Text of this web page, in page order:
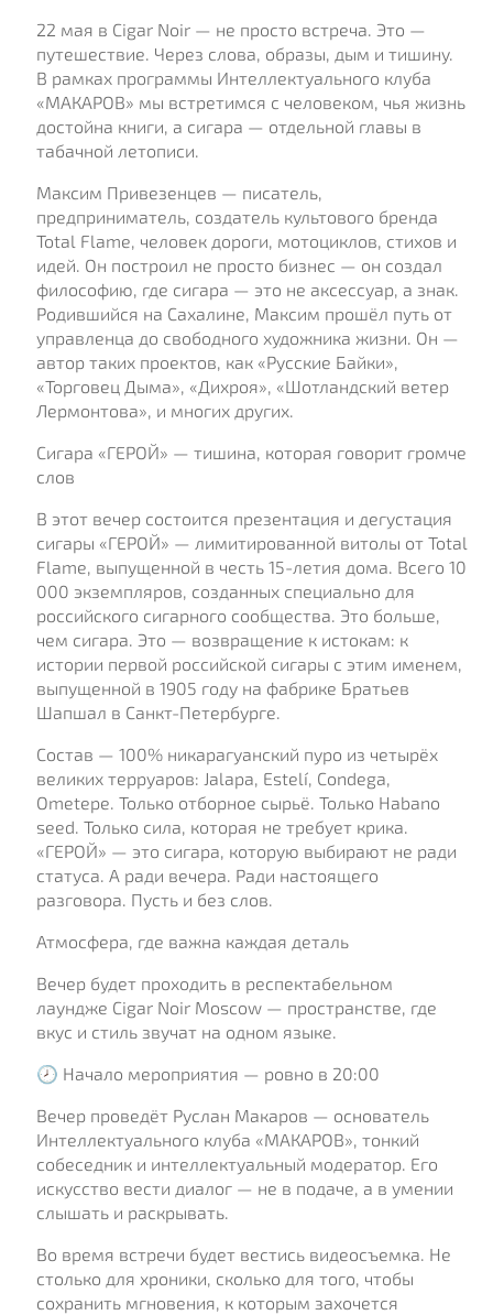
22 мая в Cigar Noir — не просто встреча. Это —
путешествие. Через слова, образы, дым и тишину.
В рамках программы Интеллектуального клуба
«МАКАРОВ» мы встретимся с человеком, чья жизнь
достойна книги, а сигара — отдельной главы в
табачной летописи.
Максим Привезенцев — писатель,
предприниматель, создатель культового бренда
Total Flame, человек дороги, мотоциклов, стихов и
идей. Он построил не просто бизнес — он создал
философию, где сигара — это не аксессуар, а знак.
Родившийся на Сахалине, Максим прошёл путь от
управленца до свободного художника жизни. Он —
автор таких проектов, как «Русские Байки»,
«Торговец Дыма», «Дихроя», «Шотландский ветер
Лермонтова», и многих других.
Сигара «ГЕРОЙ» — тишина, которая говорит громче
слов
В этот вечер состоится презентация и дегустация
сигары «ГЕРОЙ» — лимитированной витолы от Total
Flame, выпущенной в честь 15-летия дома. Всего 10
000 экземпляров, созданных специально для
российского сигарного сообщества. Это больше,
чем сигара. Это — возвращение к истокам: к
истории первой российской сигары с этим именем,
выпущенной в 1905 году на фабрике Братьев
Шапшал в Санкт-Петербурге.
Состав — 100% никарагуанский пуро из четырёх
великих терруаров: Jalapa, Estelí, Condega,
Ometepe. Только отборное сырьё. Только Habano
seed. Только сила, которая не требует крика.
«ГЕРОЙ» — это сигара, которую выбирают не ради
статуса. А ради вечера. Ради настоящего
разговора. Пусть и без слов.
Атмосфера, где важна каждая деталь
Вечер будет проходить в респектабельном
лаундже Cigar Noir Moscow — пространстве, где
вкус и стиль звучат на одном языке.
🕗 Начало мероприятия — ровно в 20:00
Вечер проведёт Руслан Макаров — основатель
Интеллектуального клуба «МАКАРОВ», тонкий
собеседник и интеллектуальный модератор. Его
искусство вести диалог — не в подаче, а в умении
слышать и раскрывать.
Во время встречи будет вестись видеосъемка. Не
столько для хроники, сколько для того, чтобы
сохранить мгновения, к которым захочется